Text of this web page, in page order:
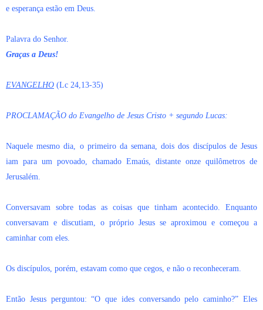
e esperança estão em Deus.
Palavra do Senhor.
Graças a Deus!
EVANGELHO (Lc 24,13-35)
PROCLAMAÇÃO do Evangelho de Jesus Cristo + segundo Lucas:
Naquele mesmo dia, o primeiro da semana, dois dos discípulos de Jesus
iam para um povoado, chamado Emaús, distante onze quilômetros de
Jerusalém.
Conversavam sobre todas as coisas que tinham acontecido. Enquanto
conversavam e discutiam, o próprio Jesus se aproximou e começou a
caminhar com eles.
Os discípulos, porém, estavam como que cegos, e não o reconheceram.
Então Jesus perguntou: “O que ides conversando pelo caminho?” Eles